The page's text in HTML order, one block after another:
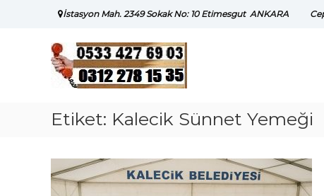
İstasyon Mah. 2349 Sokak No: 10 Etimesgut ANKARA
Etiket: Kalecik Sünnet Yemeği